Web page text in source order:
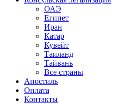
ОАЭ
Египет
Иран
Катар
Кувейт
Таиланд
Тайвань
Все страны
Апостиль
Оплата
Контакты